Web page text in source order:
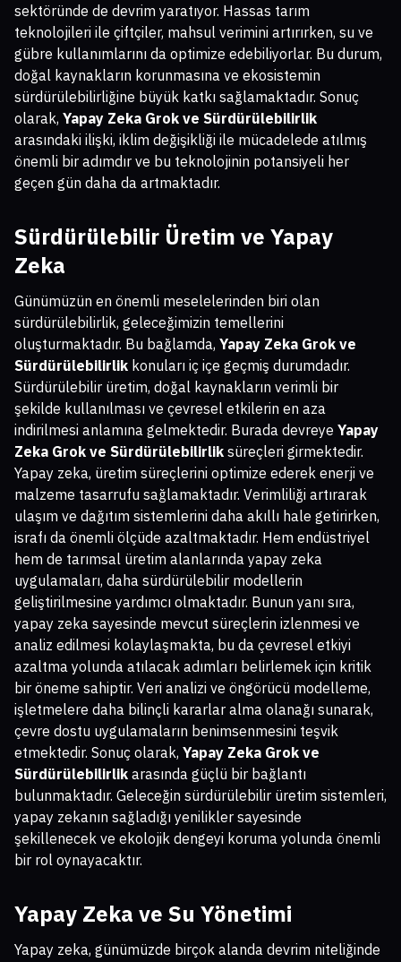
sektöründe de devrim yaratıyor. Hassas tarım
teknolojileri ile çiftçiler, mahsul verimini artırırken, su ve
gübre kullanımlarını da optimize edebiliyorlar. Bu durum,
doğal kaynakların korunmasına ve ekosistemin
sürdürülebilirliğine büyük katkı sağlamaktadır. Sonuç
olarak, Yapay Zeka Grok ve Sürdürülebilirlik
arasındaki ilişki, iklim değişikliği ile mücadelede atılmış
önemli bir adımdır ve bu teknolojinin potansiyeli her
geçen gün daha da artmaktadır.
Sürdürülebilir Üretim ve Yapay
Zeka
Günümüzün en önemli meselelerinden biri olan
sürdürülebilirlik, geleceğimizin temellerini
oluşturmaktadır. Bu bağlamda, Yapay Zeka Grok ve
Sürdürülebilirlik konuları iç içe geçmiş durumdadır.
Sürdürülebilir üretim, doğal kaynakların verimli bir
şekilde kullanılması ve çevresel etkilerin en aza
indirilmesi anlamına gelmektedir. Burada devreye Yapay
Zeka Grok ve Sürdürülebilirlik süreçleri girmektedir.
Yapay zeka, üretim süreçlerini optimize ederek enerji ve
malzeme tasarrufu sağlamaktadır. Verimliliği artırarak
ulaşım ve dağıtım sistemlerini daha akıllı hale getirirken,
israfı da önemli ölçüde azaltmaktadır. Hem endüstriyel
hem de tarımsal üretim alanlarında yapay zeka
uygulamaları, daha sürdürülebilir modellerin
geliştirilmesine yardımcı olmaktadır. Bunun yanı sıra,
yapay zeka sayesinde mevcut süreçlerin izlenmesi ve
analiz edilmesi kolaylaşmakta, bu da çevresel etkiyi
azaltma yolunda atılacak adımları belirlemek için kritik
bir öneme sahiptir. Veri analizi ve öngörücü modelleme,
işletmelere daha bilinçli kararlar alma olanağı sunarak,
çevre dostu uygulamaların benimsenmesini teşvik
etmektedir. Sonuç olarak, Yapay Zeka Grok ve
Sürdürülebilirlik arasında güçlü bir bağlantı
bulunmaktadır. Geleceğin sürdürülebilir üretim sistemleri,
yapay zekanın sağladığı yenilikler sayesinde
şekillenecek ve ekolojik dengeyi koruma yolunda önemli
bir rol oynayacaktır.
Yapay Zeka ve Su Yönetimi
Yapay zeka, günümüzde birçok alanda devrim niteliğinde